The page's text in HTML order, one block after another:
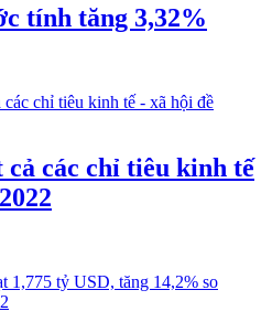
tính tăng 3,32%
các chỉ tiêu kinh tế